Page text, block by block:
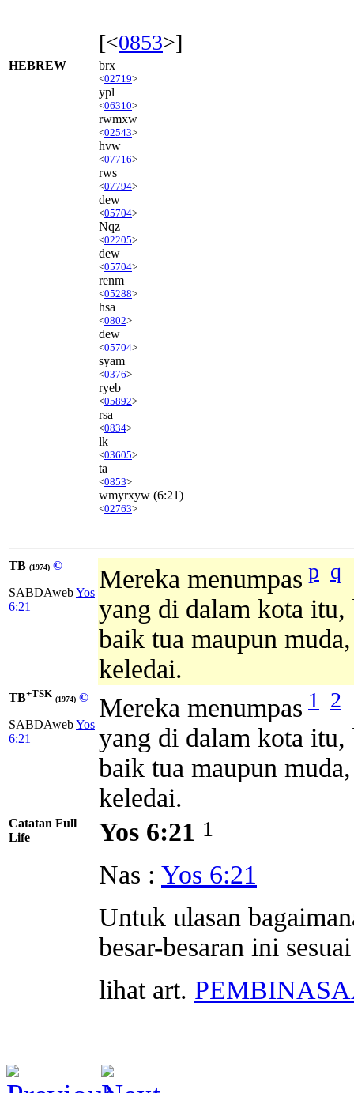
[<0853>]
HEBREW brx
<02719>
ypl
<06310>
rwmxw
<02543>
hvw
<07716>
rws
<07794>
dew
<05704>
Nqz
<02205>
dew
<05704>
renm
<05288>
hsa
<0802>
dew
<05704>
syam
<0376>
ryeb
<05892>
rsa
<0834>
lk
<03605>
ta
<0853>
wmyrxyw (6:21)
<02763>
TB (1974) ©
SABDAwebYos
6:21
Mereka menumpas p q
yang di dalam kota
baik tua maupun
keledai.
TB+TSK (1974) ©
SABDAwebYos
6:21
Mereka menumpas 1 2
yang di dalam kota
baik tua maupun
keledai.
Catatan Full
Life
Yos 6:21 1
Nas : Yos 6:21
Untuk ulasan
besar-besaran ini
lihat art.